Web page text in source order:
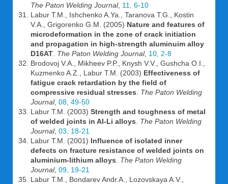
The Paton Welding Journal, 11, 6-10
Labur T.M., Ishchenko A.Ya., Taranova T.G., Kostin
V.A., Grigorenko G.M. (2005) Nature and features of
microdeformation in the zone of crack initiation
and propagation in high-strength aluminuim alloy
D16AT The Paton Welding Journal, 10, 2-8
Brodovoj V.A., Mikheev P.P., Knysh V.V., Gushcha O.I.,
Kuzmenko A.Z., Labur T.M. (2003) Effectiveness of
fatigue crack retardation by the field of
compressive residual stresses
The Paton Welding
Journal, 08, 49-50
Labur T.M. (2003) Strength and toughness of metal
of welded joints in Al-Li alloys
The Paton Welding
Journal, 03, 18-21
Labur T.M. (2001) Influence of isolated inner
defects on fracture resistance of welded joints on
aluminium-lithium alloys
The Paton Welding
Journal, 09, 19-21
Labur T.M., Bondarev Andr.A., Lozovskaya A.V.,